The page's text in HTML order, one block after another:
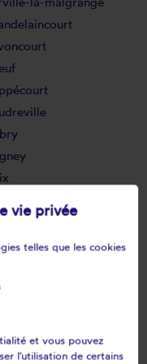
derrière-foug
devant-nancy
saint-remy
vie privée
telles que les cookies
et vous pouvez
l'utilisation de certains